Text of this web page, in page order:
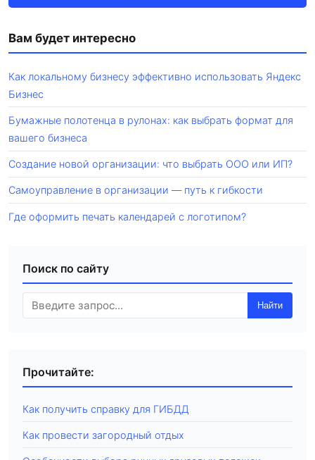
Вам будет интересно
Как локальному бизнесу эффективно использовать Яндекс
Бизнес
Бумажные полотенца в рулонах: как выбрать формат для
вашего бизнеса
Создание новой организации: что выбрать ООО или ИП?
Самоуправление в организации — путь к гибкости
Где оформить печать календарей с логотипом?
Поиск по сайту
Найти
Прочитайте:
Как получить справку для ГИБДД
Как провести загородный отдых